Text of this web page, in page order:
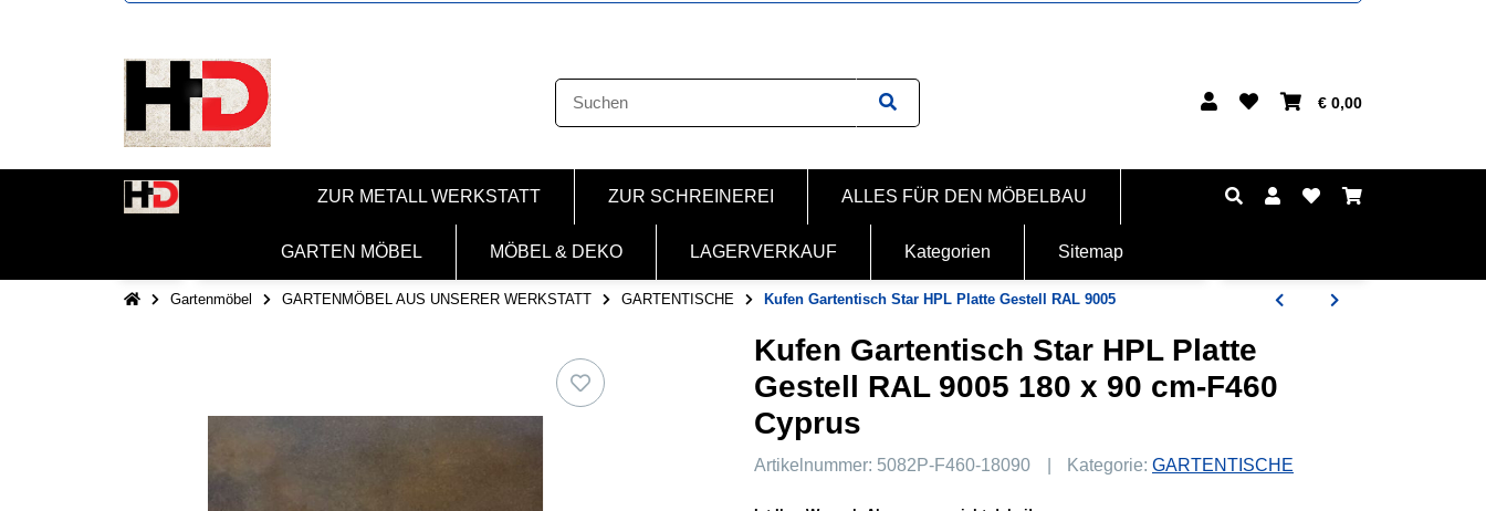
€ 0,00
ZUR METALL WERKSTATT ZUR SCHREINEREI ALLES FÜR DEN MÖBELBAU
GARTEN MÖBEL MÖBEL & DEKO LAGERVERKAUF Kategorien Sitemap
Gartenmöbel GARTENMÖBEL AUS UNSERER WERKSTATT GARTENTISCHE Kufen Gartentisch Star HPL Platte Gestell RAL 9005
Kufen Gartentisch Star HPL Platte
Gestell RAL 9005 180 x 90 cm-F460
Cyprus
Artikelnummer: 5082P-F460-18090 Kategorie: GARTENTISCHE